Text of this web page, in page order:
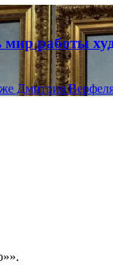
мир работы
Дмитрия